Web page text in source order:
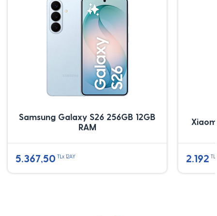
Samsung Galaxy S26 256GB 12GB
RAM
5.367,50 TLx 12AY 2.192